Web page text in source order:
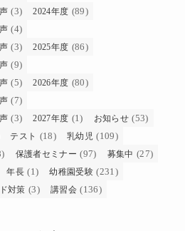
(3) 2024年度 (89)
(4)
(3) 2025年度 (86)
(9)
(5) 2026年度 (80)
(7)
(3) 2027年度 (1) お知らせ (53)
テスト (18) 乳幼児 (109)
保護者セミナー (97) 募集中 (27)
年長 (1) 幼稚園受験 (231)
対策 (3) 講習会 (136)